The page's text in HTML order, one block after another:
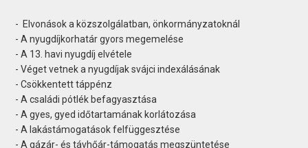
- Elvonások a közszolgálatban, önkormányzatoknál
- A nyugdíjkorhatár gyors megemelése
- A 13. havi nyugdíj elvétele
- Véget vetnek a nyugdíjak svájci indexálásának
- Csökkentett táppénz
- A családi pótlék befagyasztása
- A gyes, gyed időtartamának korlátozása
- A lakástámogatások felfüggesztése
- A gázár- és távhőár-támogatás megszüntetése